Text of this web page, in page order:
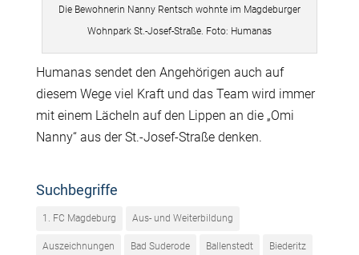
Die Bewohnerin Nanny Rentsch wohnte im Magdeburger
Wohnpark St.-Josef-Straße. Foto: Humanas
Humanas sendet den Angehörigen auch auf
diesem Wege viel Kraft und das Team wird immer
mit einem Lächeln auf den Lippen an die „Omi
Nanny“ aus der St.-Josef-Straße denken.
Suchbegriffe
1. FC Magdeburg Aus- und Weiterbildung
Auszeichnungen Bad Suderode Ballenstedt Biederitz